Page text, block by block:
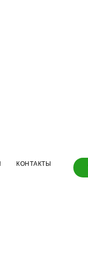
КОНТАКТЫ